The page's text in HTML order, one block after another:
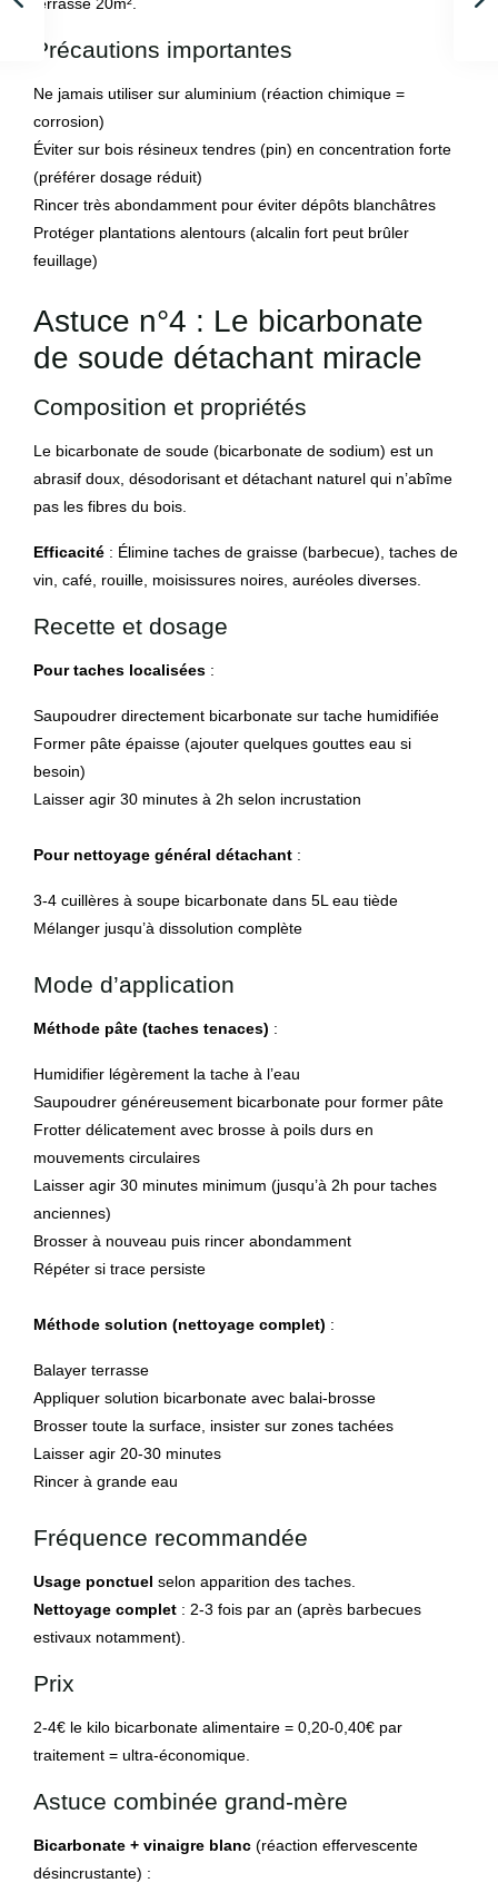
Précautions importantes
Ne jamais utiliser sur aluminium (réaction chimique =
corrosion)
Éviter sur bois résineux tendres (pin) en concentration forte
(préférer dosage réduit)
Rincer très abondamment pour éviter dépôts blanchâtres
Protéger plantations alentours (alcalin fort peut brûler
feuillage)
Astuce n°4 : Le bicarbonate
de soude détachant miracle
Composition et propriétés
Le bicarbonate de soude (bicarbonate de sodium) est un
abrasif doux, désodorisant et détachant naturel qui n’abîme
pas les fibres du bois.
Efficacité : Élimine taches de graisse (barbecue), taches de
vin, café, rouille, moisissures noires, auréoles diverses.
Recette et dosage
Pour taches localisées :
Saupoudrer directement bicarbonate sur tache humidifiée
Former pâte épaisse (ajouter quelques gouttes eau si
besoin)
Laisser agir 30 minutes à 2h selon incrustation
Pour nettoyage général détachant :
3-4 cuillères à soupe bicarbonate dans 5L eau tiède
Mélanger jusqu’à dissolution complète
Mode d’application
Méthode pâte (taches tenaces) :
Humidifier légèrement la tache à l’eau
Saupoudrer généreusement bicarbonate pour former pâte
Frotter délicatement avec brosse à poils durs en
mouvements circulaires
Laisser agir 30 minutes minimum (jusqu’à 2h pour taches
anciennes)
Brosser à nouveau puis rincer abondamment
Répéter si trace persiste
Méthode solution (nettoyage complet) :
Balayer terrasse
Appliquer solution bicarbonate avec balai-brosse
Brosser toute la surface, insister sur zones tachées
Laisser agir 20-30 minutes
Rincer à grande eau
Fréquence recommandée
Usage ponctuel selon apparition des taches.
Nettoyage complet : 2-3 fois par an (après barbecues
estivaux notamment).
Prix
2-4€ le kilo bicarbonate alimentaire = 0,20-0,40€ par
traitement = ultra-économique.
Astuce combinée grand-mère
Bicarbonate + vinaigre blanc (réaction effervescente
désincrustante) :